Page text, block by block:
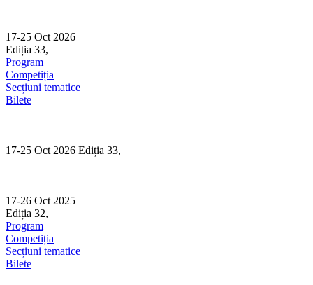
content
17-25 Oct 2026
Ediția 33,
Program
Competiția
Secțiuni tematice
Bilete
17-25 Oct 2026 Ediția 33,
17-26 Oct 2025
Ediția 32,
Program
Competiția
Secțiuni tematice
Bilete